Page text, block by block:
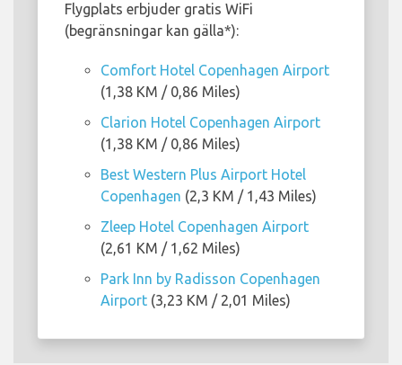
Flygplats erbjuder gratis WiFi
(begränsningar kan gälla*):
Comfort Hotel Copenhagen Airport
(1,38 KM / 0,86 Miles)
Clarion Hotel Copenhagen Airport
(1,38 KM / 0,86 Miles)
Best Western Plus Airport Hotel
Copenhagen (2,3 KM / 1,43 Miles)
Zleep Hotel Copenhagen Airport
(2,61 KM / 1,62 Miles)
Park Inn by Radisson Copenhagen
Airport (3,23 KM / 2,01 Miles)